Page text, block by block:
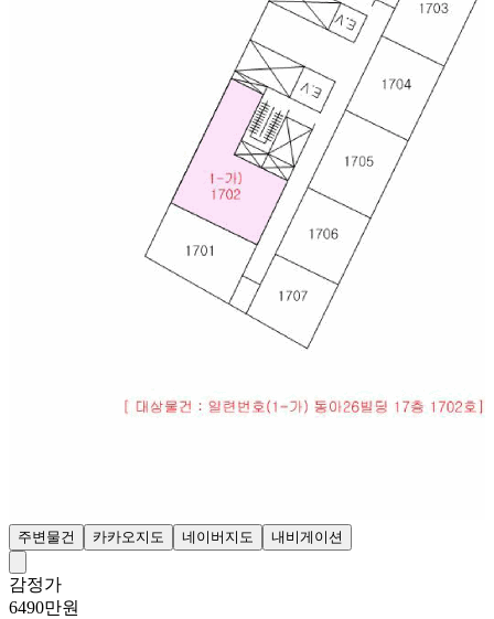
주변물건 카카오지도 네이버지도 내비게이션
감정가
6490만원